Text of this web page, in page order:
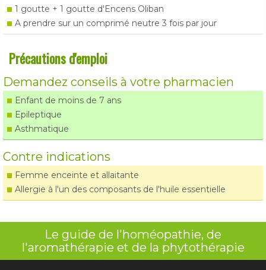
1 goutte + 1 goutte d'Encens Oliban
A prendre sur un comprimé neutre 3 fois par jour
Précautions d'emploi
Demandez conseils à votre pharmacien
Enfant de moins de 7 ans
Epileptique
Asthmatique
Contre indications
Femme enceinte et allaitante
Allergie à l'un des composants de l'huile essentielle
Le guide de l'homéopathie, de
l'aromathérapie et de la phytothérapie